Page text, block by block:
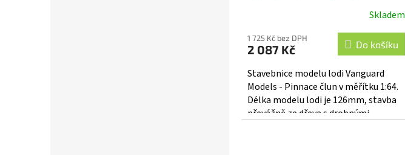
Skladem
1 725 Kč bez DPH
2 087 Kč Do košíku
Stavebnice modelu lodi Vanguard
Models - Pinnace člun v měřítku 1:64.
Délka modelu lodi je 126mm, stavba
převážně ze dřeva s drobnými